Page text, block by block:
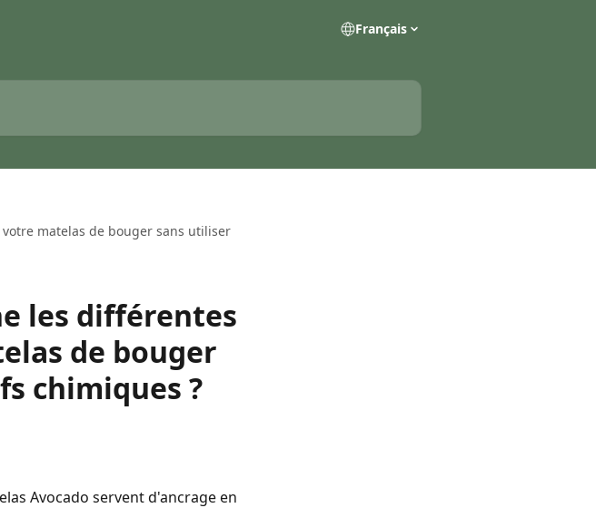
Français
matelas de bouger sans utiliser
les différentes
de bouger
chimiques ?
Avocado servent d'ancrage en